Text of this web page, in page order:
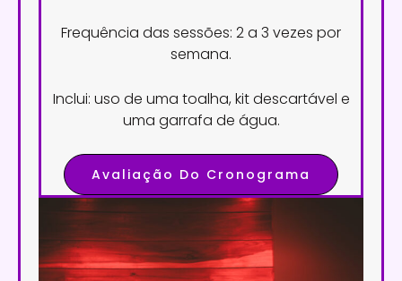
Frequência das sessões: 2 a 3 vezes por
semana.
Inclui: uso de uma toalha, kit descartável e
uma garrafa de água.
Avaliação Do Cronograma